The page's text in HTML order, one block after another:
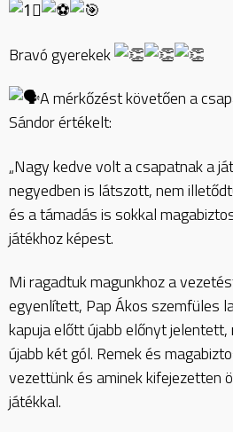
Bravó gyerekek
A mérkőzést követően a
Sándor értékelt:
„Nagy kedve volt a csapatnak a
negyedben is látszott, nem
és a támadás is sokkal
játékhoz képest.
Mi ragadtuk magunkhoz a
egyenlített, Pap Ákos szemfüles
kapuja előtt újabb előnyt jelentett,
újabb két gól. Remek és
vezettünk és aminek kifejezetten
játékkal.